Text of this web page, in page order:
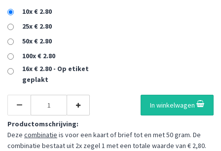
10x € 2.80
25x € 2.80
50x € 2.80
100x € 2.80
16x € 2.80 - Op etiket
geplakt
In winkelwagen
Productomschrijving:
Deze combinatie is voor een kaart of brief tot en met 50 gram. De
combinatie bestaat uit 2x zegel 1 met een totale waarde van € 2,80.